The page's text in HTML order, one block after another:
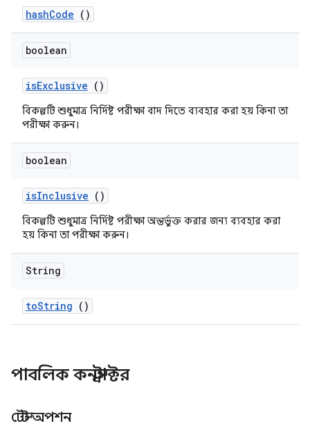
hashCode ()
boolean
isExclusive ()
বিকল্পটি শুধুমাত্র নির্দিষ্ট পরীক্ষা বাদ দিতে ব্যবহার করা হয় কিনা তা
পরীক্ষা করুন।
boolean
isInclusive ()
বিকল্পটি শুধুমাত্র নির্দিষ্ট পরীক্ষা অন্তর্ভুক্ত করার জন্য ব্যবহার করা
হয় কিনা তা পরীক্ষা করুন।
String
toString ()
পাবলিক কনস্ট্রাক্টর
টেস্ট অপশন